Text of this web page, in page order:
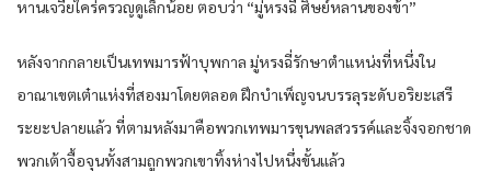
หานเจวี๋ยใคร่ครวญดูเล็กน้อย ตอบว่า “มู่หรงฉี่ ศิษย์หลานของข้า”
หลังจากกลายเป็นเทพมารฟ้าบุพกาล มู่หรงฉี่รักษาตำแหน่งที่หนึ่งใน
อาณาเขตเต๋าแห่งที่สองมาโดยตลอด ฝึกบำเพ็ญจนบรรลุระดับอริยะเสรี
ระยะปลายแล้ว ที่ตามหลังมาคือพวกเทพมารขุนพลสวรรค์และจิ้งจอกชาด
พวกเต้าจื้อจุนทั้งสามถูกพวกเขาทิ้งห่างไปหนึ่งขั้นแล้ว